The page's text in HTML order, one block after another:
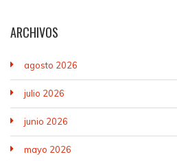
ARCHIVOS
agosto 2026
julio 2026
junio 2026
mayo 2026